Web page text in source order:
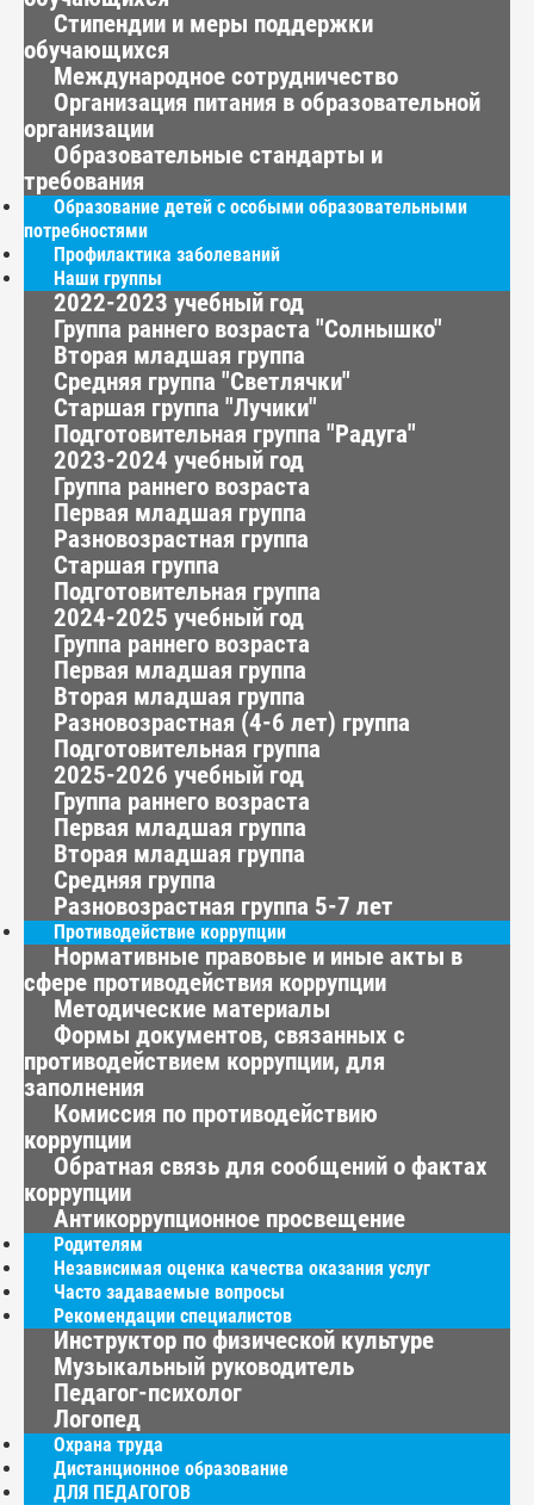
Стипендии и меры поддержки
обучающихся
Международное сотрудничество
Организация питания в образовательной
организации
Образовательные стандарты и
требования
Образование детей с особыми образовательными
потребностями
Профилактика заболеваний
Наши группы
2022-2023 учебный год
Группа раннего возраста "Солнышко"
Вторая младшая группа
Средняя группа "Светлячки"
Старшая группа "Лучики"
Подготовительная группа "Радуга"
2023-2024 учебный год
Группа раннего возраста
Первая младшая группа
Разновозрастная группа
Старшая группа
Подготовительная группа
2024-2025 учебный год
Группа раннего возраста
Первая младшая группа
Вторая младшая группа
Разновозрастная (4-6 лет) группа
Подготовительная группа
2025-2026 учебный год
Группа раннего возраста
Первая младшая группа
Вторая младшая группа
Средняя группа
Разновозрастная группа 5-7 лет
Противодействие коррупции
Нормативные правовые и иные акты в
сфере противодействия коррупции
Методические материалы
Формы документов, связанных с
противодействием коррупции, для
заполнения
Комиссия по противодействию
коррупции
Обратная связь для сообщений о фактах
коррупции
Антикоррупционное просвещение
Родителям
Независимая оценка качества оказания услуг
Часто задаваемые вопросы
Рекомендации специалистов
Инструктор по физической культуре
Музыкальный руководитель
Педагог-психолог
Логопед
Охрана труда
Дистанционное образование
ДЛЯ ПЕДАГОГОВ